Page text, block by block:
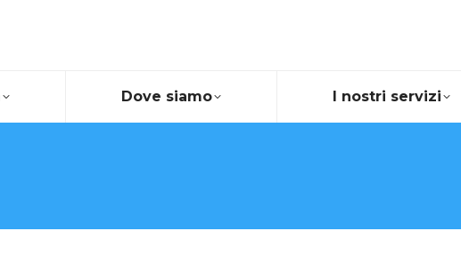
Dove siamo I nostri servizi